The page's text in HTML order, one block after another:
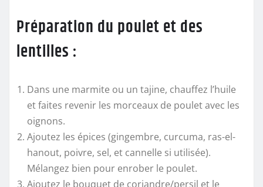
Préparation du poulet et des
lentilles :
Dans une marmite ou un tajine, chauffez l’huile
et faites revenir les morceaux de poulet avec les
oignons.
Ajoutez les épices (gingembre, curcuma, ras-el-
hanout, poivre, sel, et cannelle si utilisée).
Mélangez bien pour enrober le poulet.
Ajoutez le bouquet de coriandre/persil et le